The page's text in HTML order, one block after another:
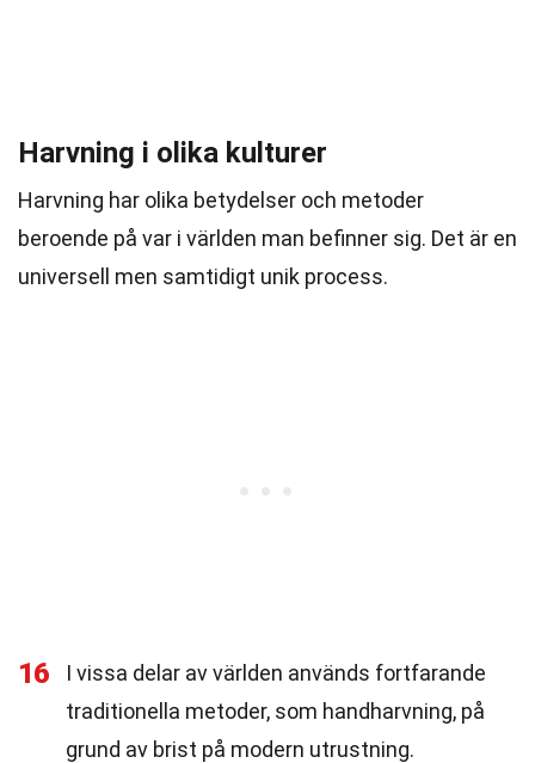
Harvning i olika kulturer
Harvning har olika betydelser och metoder
beroende på var i världen man befinner sig. Det är en
universell men samtidigt unik process.
16
I vissa delar av världen används fortfarande
traditionella metoder, som handharvning, på
grund av brist på modern utrustning.